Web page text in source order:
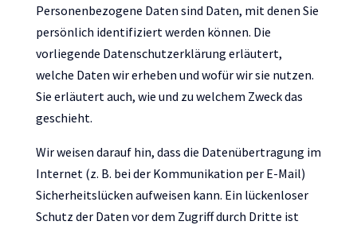
Personenbezogene Daten sind Daten, mit denen Sie
persönlich identifiziert werden können. Die
vorliegende Datenschutzerklärung erläutert,
welche Daten wir erheben und wofür wir sie nutzen.
Sie erläutert auch, wie und zu welchem Zweck das
geschieht.
Wir weisen darauf hin, dass die Datenübertragung im
Internet (z. B. bei der Kommunikation per E-Mail)
Sicherheitslücken aufweisen kann. Ein lückenloser
Schutz der Daten vor dem Zugriff durch Dritte ist